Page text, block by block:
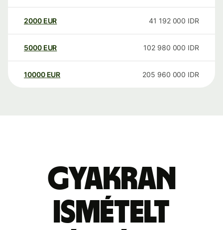
2000 EUR 41 192 000 IDR
5000 EUR 102 980 000 IDR
10000 EUR 205 960 000 IDR
Gyakran
ismételt